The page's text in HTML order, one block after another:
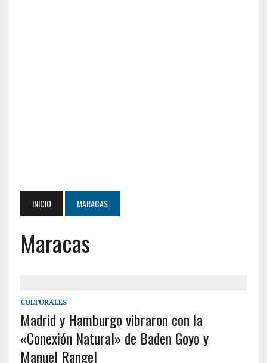
INICIO MARACAS
Maracas
CULTURALES
Madrid y Hamburgo vibraron con la
«Conexión Natural» de Baden Goyo y
Manuel Rangel